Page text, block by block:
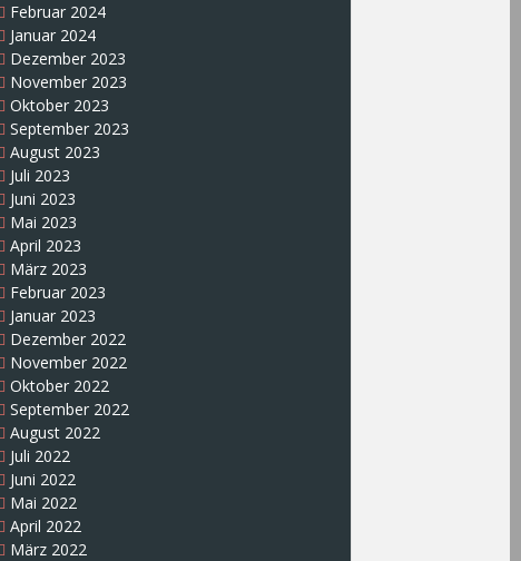
Februar 2024
Januar 2024
Dezember 2023
November 2023
Oktober 2023
September 2023
August 2023
Juli 2023
Juni 2023
Mai 2023
April 2023
März 2023
Februar 2023
Januar 2023
Dezember 2022
November 2022
Oktober 2022
September 2022
August 2022
Juli 2022
Juni 2022
Mai 2022
April 2022
März 2022